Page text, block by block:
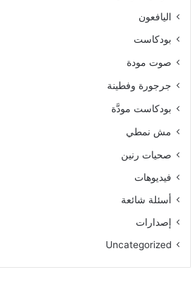
اليافعون
بودكاست
صوت مودة
جرجورة وفطينة
بودكاست مودَّة
مش نمطي
صحيات رنين
فيديوهات
أسئلة شائعة
إصدارات
Uncategorized